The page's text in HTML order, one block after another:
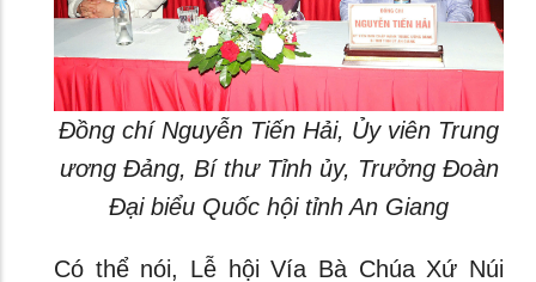
Đồng chí Nguyễn Tiến Hải, Ủy viên Trung
ương Đảng, Bí thư Tỉnh ủy, Trưởng Đoàn
Đại biểu Quốc hội tỉnh An Giang
Có thể nói, Lễ hội Vía Bà Chúa Xứ Núi